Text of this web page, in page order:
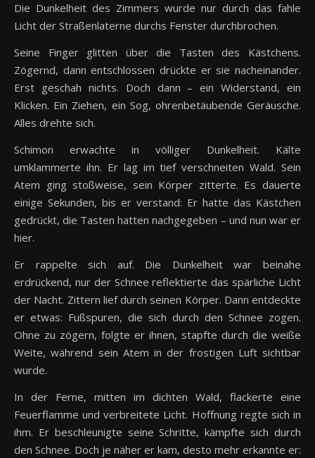
Die Dunkelheit des Zimmers wurde nur durch das fahle
Licht der Straßenlaterne durchs Fenster durchbrochen.
Seine Finger glitten über die Tasten des Kästchens.
Zögernd, dann entschlossen drückte er sie nacheinander.
Erst geschah nichts. Doch dann – ein Widerstand, ein
Klicken. Ein Ziehen, ein Sog, ohrenbetäubende Geräusche.
Alles drehte sich.
Schimon erwachte in völliger Dunkelheit. Kälte
umklammerte ihn. Er lag im tief verschneiten Wald. Sein
Atem ging stoßweise, sein Körper zitterte. Es dauerte
einige Sekunden, bis er verstand: Er hatte das Kästchen
gedrückt, die Tasten hatten nachgegeben – und nun war er
hier.
Er rappelte sich auf. Die Dunkelheit war beinahe
erdrückend, nur der Schnee reflektierte das spärliche Licht
der Nacht. Zittern lief durch seinen Körper. Dann entdeckte
er etwas: Fußspuren, die sich durch den Schnee zogen.
Ohne zu zögern, folgte er ihnen, stapfte durch die weiße
Weite, während sein Atem in der frostigen Luft sichtbar
wurde.
In der Ferne, mitten im dichten Wald, flackerte eine
Feuerflamme und verbreitete Licht. Hoffnung regte sich in
ihm. Er beschleunigte seine Schritte, kämpfte sich durch
den Schnee. Doch je näher er kam, desto mehr erkannte er: